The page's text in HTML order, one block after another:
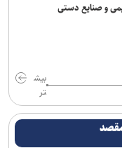
و صنایع دستی
بیش
تر